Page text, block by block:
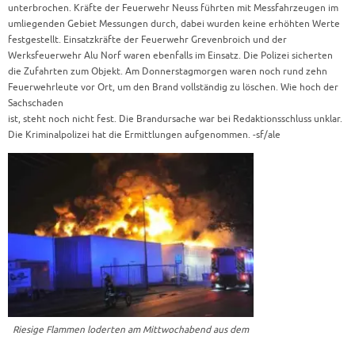
unterbrochen. Kräfte der Feuerwehr Neuss führten mit Messfahrzeugen im
umliegenden Gebiet Messungen durch, dabei wurden keine erhöhten Werte
festgestellt. Einsatzkräfte der Feuerwehr Grevenbroich und der
Werksfeuerwehr Alu Norf waren ebenfalls im Einsatz. Die Polizei sicherten
die Zufahrten zum Objekt. Am Donnerstagmorgen waren noch rund zehn
Feuerwehrleute vor Ort, um den Brand vollständig zu löschen. Wie hoch der
Sachschaden
ist, steht noch nicht fest. Die Brandursache war bei Redaktionsschluss unklar.
Die Kriminalpolizei hat die Ermittlungen aufgenommen. -sf/ale
Riesige Flammen loderten am Mittwochabend aus dem